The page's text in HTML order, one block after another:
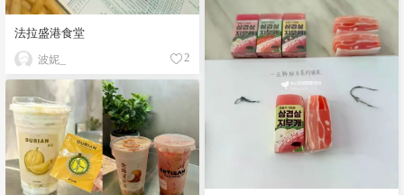
法拉盛港食堂
波妮_ 2